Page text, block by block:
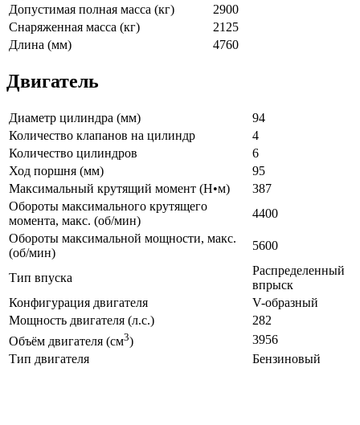
Допустимая полная масса (кг)
2900
Снаряженная масса (кг)
2125
Длина (мм)
4760
Двигатель
Диаметр цилиндра (мм)
94
Количество клапанов на цилиндр
4
Количество цилиндров
6
Ход поршня (мм)
95
Максимальный крутящий момент (Н•м)
387
Обороты максимального крутящего
момента, макс. (об/мин)
4400
Обороты максимальной мощности, макс.
(об/мин)
5600
Тип впуска
Распределенный
впрыск
Конфигурация двигателя
V-образный
Мощность двигателя (л.с.)
282
Объём двигателя (см3)
3956
Тип двигателя
Бензиновый